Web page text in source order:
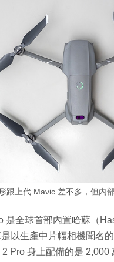
跟上代 Mavic 差不多，但內
是全球首部內置哈蘇（
是以生產中片幅相機聞名
2 Pro 身上配備的是 2,000